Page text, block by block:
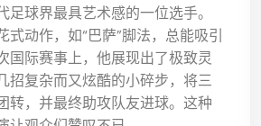
足球界最具艺术感的一位选手。
式动作，如“巴萨”脚法，总能吸引
国际赛事上，他展现出了极致灵
招复杂而又炫酷的小碎步，将三
转，并最终助攻队友进球。这种